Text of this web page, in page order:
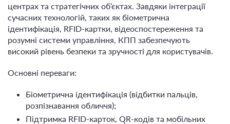
центрах та стратегічних об’єктах. Завдяки інтеграції
сучасних технологій, таких як біометрична
ідентифікація, RFID-картки, відеоспостереження та
розумні системи управління, КПП забезпечують
високий рівень безпеки та зручності для користувачів.
Основні переваги:
Біометрична ідентифікація (відбитки пальців,
розпізнавання обличчя);
Підтримка RFID-карток, QR-кодів та мобільних